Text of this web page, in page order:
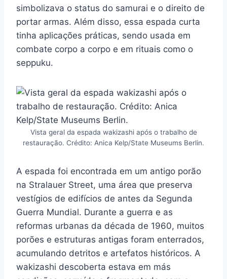
simbolizava o status do samurai e o direito de
portar armas. Além disso, essa espada curta
tinha aplicações práticas, sendo usada em
combate corpo a corpo e em rituais como o
seppuku.
Vista geral da espada wakizashi após o trabalho de
restauração. Crédito: Anica Kelp/State Museums Berlin.
A espada foi encontrada em um antigo porão
na Stralauer Street, uma área que preserva
vestígios de edifícios de antes da Segunda
Guerra Mundial. Durante a guerra e as
reformas urbanas da década de 1960, muitos
porões e estruturas antigas foram enterrados,
acumulando detritos e artefatos históricos. A
wakizashi descoberta estava em más